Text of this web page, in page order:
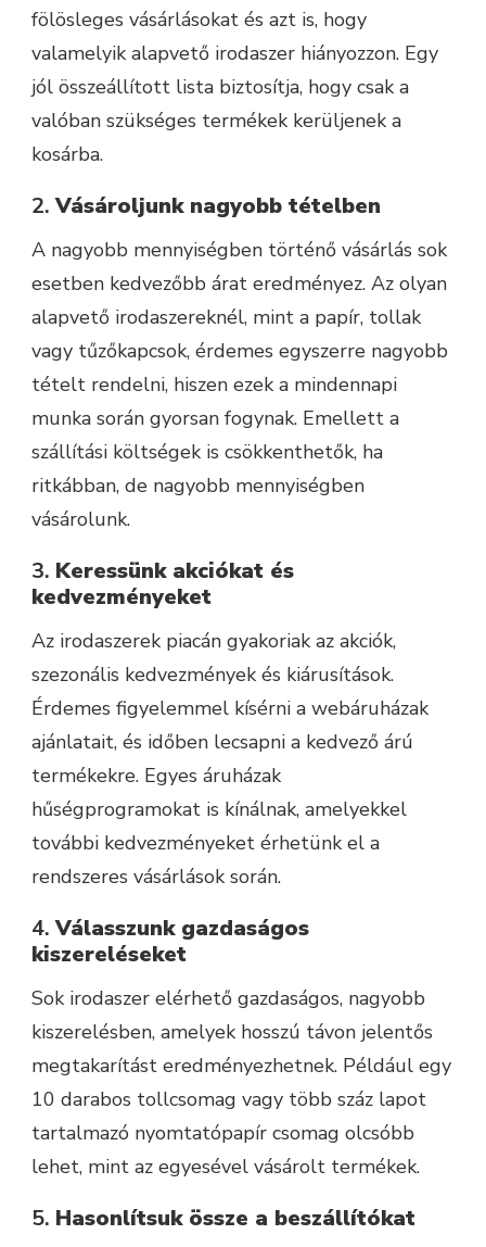
fölösleges vásárlásokat és azt is, hogy
valamelyik alapvető irodaszer hiányozzon. Egy
jól összeállított lista biztosítja, hogy csak a
valóban szükséges termékek kerüljenek a
kosárba.
2.Vásároljunk nagyobb tételben
A nagyobb mennyiségben történő vásárlás sok
esetben kedvezőbb árat eredményez. Az olyan
alapvető irodaszereknél, mint a papír, tollak
vagy tűzőkapcsok, érdemes egyszerre nagyobb
tételt rendelni, hiszen ezek a mindennapi
munka során gyorsan fogynak. Emellett a
szállítási költségek is csökkenthetők, ha
ritkábban, de nagyobb mennyiségben
vásárolunk.
3. Keressünk akciókat és
kedvezményeket
Az irodaszerek piacán gyakoriak az akciók,
szezonális kedvezmények és kiárusítások.
Érdemes figyelemmel kísérni a webáruházak
ajánlatait, és időben lecsapni a kedvező árú
termékekre. Egyes áruházak
hűségprogramokat is kínálnak, amelyekkel
további kedvezményeket érhetünk el a
rendszeres vásárlások során.
4.Válasszunk gazdaságos
kiszereléseket
Sok irodaszer elérhető gazdaságos, nagyobb
kiszerelésben, amelyek hosszú távon jelentős
megtakarítást eredményezhetnek. Például egy
10 darabos tollcsomag vagy több száz lapot
tartalmazó nyomtatópapír csomag olcsóbb
lehet, mint az egyesével vásárolt termékek.
5. Hasonlítsuk össze a beszállítókat